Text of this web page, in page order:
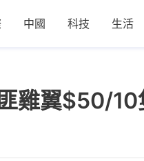
中國 科技 生活
雞翼$50/10